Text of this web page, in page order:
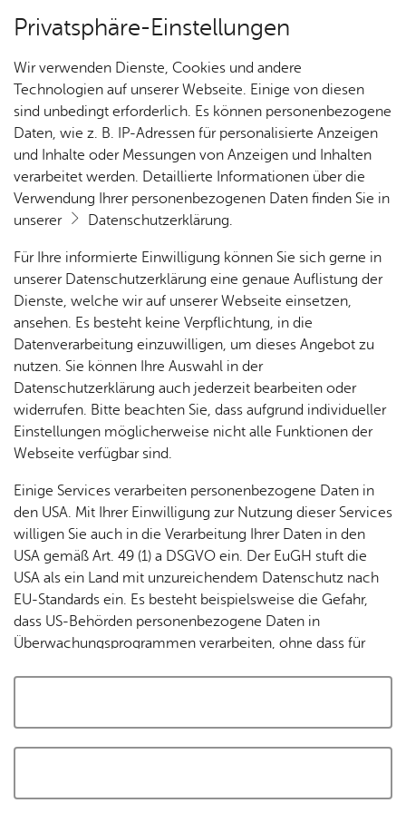
Kartenansicht
Cookie-Hinweis
Zum Laden dieser Karte wird eine Verbindung zu externen
Servern hergestellt. Diese verwenden Cookies und andere
Tracking-Technologien, um die Bedienung zu
personalisieren und zu verbessern. Weitere Informationen
finden Sie in unsererDatenschutzerklärung
Cookies akzeptieren und Karte laden
Privatsphäre-Einstellungen
Wir verwenden Dienste, Cookies und andere
Technologien auf unserer Webseite. Einige von diesen
sind unbedingt erforderlich. Es können personenbezogene
Daten, wie z. B. IP-Adressen für personalisierte Anzeigen
und Inhalte oder Messungen von Anzeigen und Inhalten
verarbeitet werden. Detaillierte Informationen über die
Verwendung Ihrer personenbezogenen Daten finden Sie in
unserer
Datenschutzerklärung.
Für Ihre informierte Einwilligung können Sie sich gerne in
unserer Datenschutzerklärung eine genaue Auflistung der
Dienste, welche wir auf unserer Webseite einsetzen,
ansehen. Es besteht keine Verpflichtung, in die
Datenverarbeitung einzuwilligen, um dieses Angebot zu
nutzen. Sie können Ihre Auswahl in der
Datenschutzerklärung auch jederzeit bearbeiten oder
widerrufen. Bitte beachten Sie, dass aufgrund individueller
Einstellungen möglicherweise nicht alle Funktionen der
Webseite verfügbar sind.
Einige Services verarbeiten personenbezogene Daten in
den USA. Mit Ihrer Einwilligung zur Nutzung dieser Services
willigen Sie auch in die Verarbeitung Ihrer Daten in den
USA gemäß Art. 49 (1) a DSGVO ein. Der EuGH stuft die
USA als ein Land mit unzureichendem Datenschutz nach
EU-Standards ein. Es besteht beispielsweise die Gefahr,
dass US-Behörden personenbezogene Daten in
Überwachungsprogrammen verarbeiten, ohne dass für